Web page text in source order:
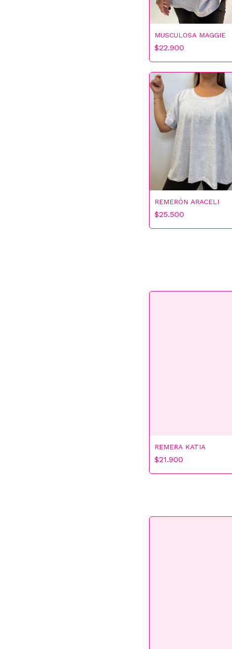
MUSCULOSA MAGGIE
$22.900
REMERÓN ARACELI
$25.500
REMERA KATIA
$21.900
¡CASI!
5% OFF